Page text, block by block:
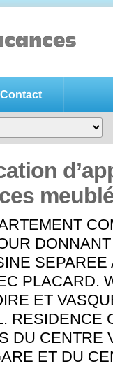
, n'hésitez pas
Contact
SEPAREE
PLACARD.
ET
RESIDENCE
DU CENTRE
ET DU